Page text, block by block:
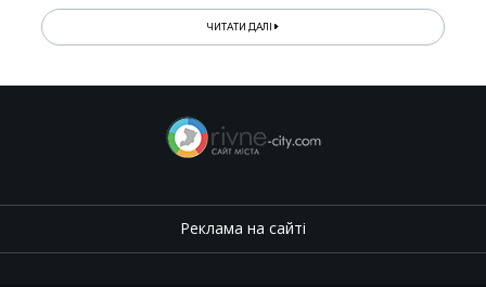
ЧИТАТИ ДАЛІ
Реклама на сайті